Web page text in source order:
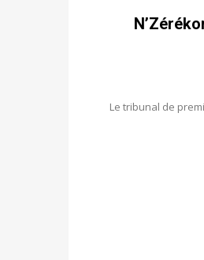
Le tribunal de